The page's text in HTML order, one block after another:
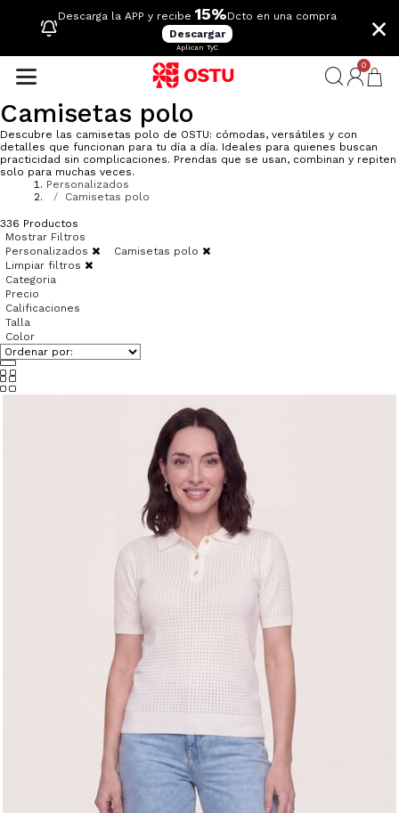
Descarga la APP y recibe 15%Dcto en una compra
Descargar
Aplican TyC
×
0
Camisetas polo
Descubre las camisetas polo de OSTU: cómodas, versátiles y con
detalles que funcionan para tu día a día. Ideales para quienes buscan
practicidad sin complicaciones. Prendas que se usan, combinan y repiten
solo para muchas veces.
Personalizados
Camisetas polo
336 Productos
Mostrar Filtros
Personalizados
Camisetas polo
Limpiar filtros
Categoria
Precio
Calificaciones
Talla
Color